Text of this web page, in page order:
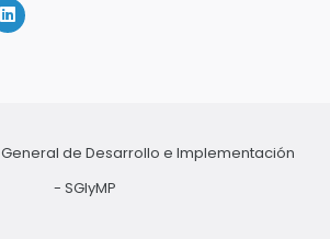
de Desarrollo e Implementación
- SGIyMP